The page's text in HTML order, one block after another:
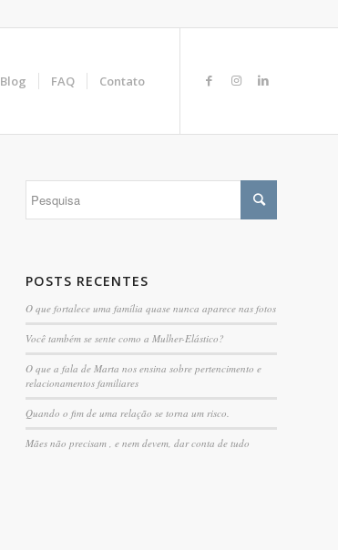
Blog FAQ Contato
POSTS RECENTES
O que fortalece uma família quase nunca aparece nas fotos
Você também se sente como a Mulher-Elástico?
O que a fala de Marta nos ensina sobre pertencimento e
relacionamentos familiares
Quando o fim de uma relação se torna um risco.
Mães não precisam , e nem devem, dar conta de tudo